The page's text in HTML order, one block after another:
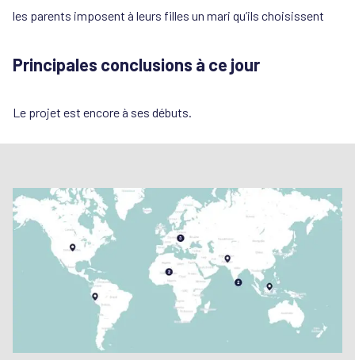
les parents imposent à leurs filles un mari qu’ils choisissent
Principales conclusions à ce jour
Le projet est encore à ses débuts.